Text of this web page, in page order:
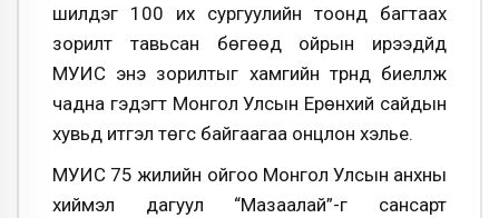
шилдэг 100 их сургуулийн тоонд багтаах
зорилт тавьсан бөгөөд ойрын ирээдүйд
МУИС энэ зорилтыг хамгийн түрүүнд биелүүлж
чадна гэдэгт Монгол Улсын Ерөнхий сайдын
хувьд итгэл төгс байгаагаа онцлон хэлье.
МУИС 75 жилийн ойгоо Монгол Улсын анхны
хиймэл дагуул “Мазаалай”-г сансарт